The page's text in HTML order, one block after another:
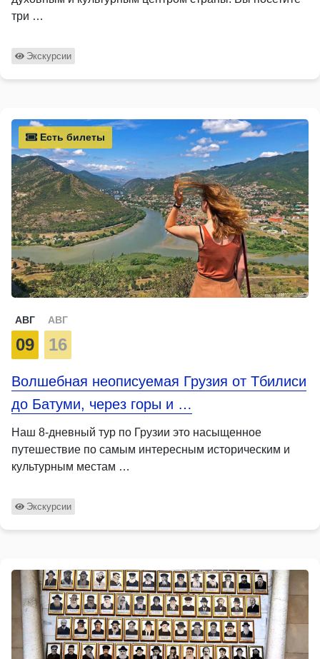
три …
Экскурсии
Есть билеты
АВГ
09
АВГ
16
Волшебная неописуемая Грузия от Тбилиси
до Батуми, через горы и …
Наш 8-дневный тур по Грузии это насыщенное
путешествие по самым интересным историческим и
культурным местам …
Экскурсии